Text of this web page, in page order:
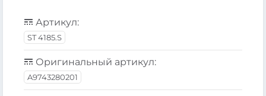
Артикул:
ST 4185.S
Оригинальный артикул:
A9743280201